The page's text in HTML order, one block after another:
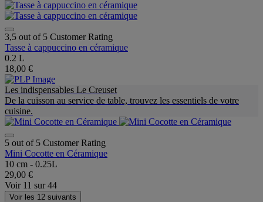
3,5 out of 5 Customer Rating
Tasse à cappuccino en céramique
0.2 L
18,00 €
Les indispensables Le Creuset
De la cuisson au service de table, trouvez les essentiels de votre
cuisine.
5 out of 5 Customer Rating
Mini Cocotte en Céramique
10 cm - 0.25L
29,00 €
Voir 11 sur44
Voir les 12 suivants